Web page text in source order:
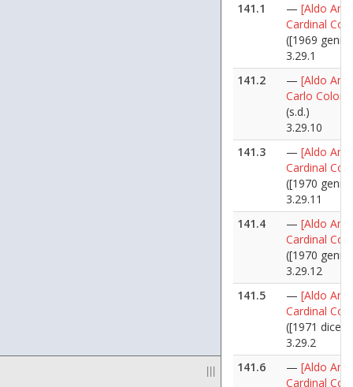
|||
141.1
— [Aldo
Cardinal
([1969
3.29.1
141.2
— [Aldo
Carlo
(s.d.)
3.29.10
141.3
— [Aldo
Cardinal
([1970
3.29.11
141.4
— [Aldo
Cardinal
([1970
3.29.12
141.5
— [Aldo
Cardinal
([1971
3.29.2
141.6
— [Aldo
Cardinal